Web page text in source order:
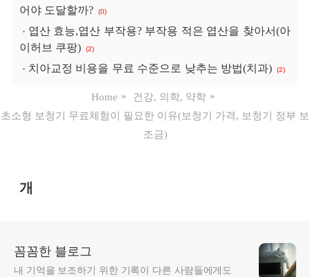
어야 도달할까?
(0)
엽산 효능,엽산 부작용? 부작용 적은 엽산을 찾아서(아
이허브 쿠팡)
(2)
치아교정 비용을 무료 수준으로 낮추는 방법(치과) (2)
Home
건강, 의학, 약학
초소형 보청기 무료체험이 필요한 이유(보청기 가격, 보청기 정부 보
조금)
개
꼼꼼한 블로그
내 기억을 보조하기 위한 기록이 다른 사람들에게도